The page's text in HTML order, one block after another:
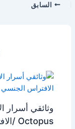
السابق
Octopus /الافتراس الجنسي